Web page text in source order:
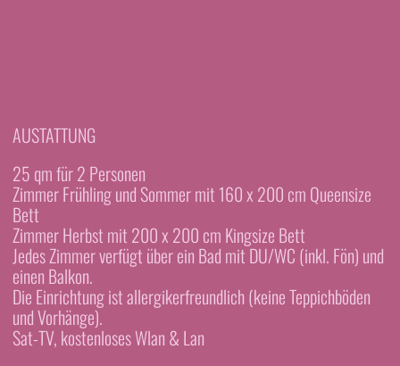
AUSTATTUNG
25 qm für 2 Personen
Zimmer Frühling und Sommer mit 160 x 200 cm Queensize
Bett
Zimmer Herbst mit 200 x 200 cm Kingsize Bett
Jedes Zimmer verfügt über ein Bad mit DU/WC (inkl. Fön) und
einen Balkon.
Die Einrichtung ist allergikerfreundlich (keine Teppichböden
und Vorhänge).
Sat-TV, kostenloses Wlan & Lan